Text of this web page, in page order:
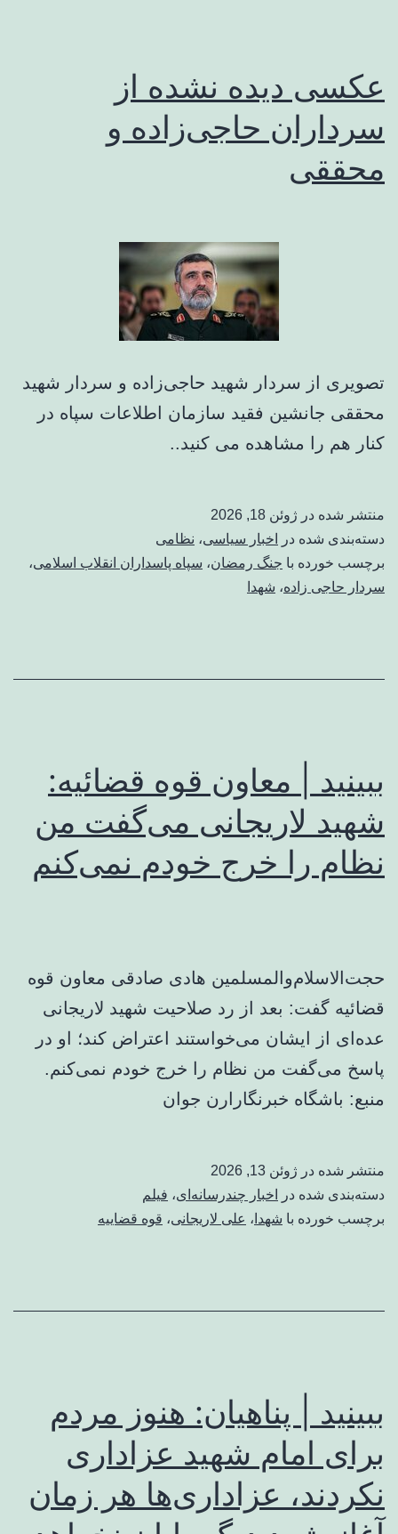
عکسی دیده نشده از
سرداران حاجی‌زاده و
محققی
تصویری از سردار شهید حاجی‌زاده و سردار شهید
محققی جانشین فقید سازمان اطلاعات سپاه در
کنار هم را مشاهده می کنید..
منتشر شده در ژوئن 18, 2026
دسته‌بندی شده در
اخبار سیاسی، نظامی
برچسب خورده با جنگ رمضان، سپاه پاسداران انقلاب اسلامی،
سردار حاجی زاده، شهدا
ببینید | معاون قوه قضائیه:
شهید لاریجانی می‌گفت من
نظام را خرج خودم نمی‌کنم
حجت‌الاسلام‌والمسلمین هادی صادقی معاون قوه
قضائیه گفت: بعد از رد صلاحیت شهید لاریجانی
عده‌ای از ایشان می‌خواستند اعتراض کند؛ او در
پاسخ می‌گفت من نظام را خرج خودم نمی‌کنم.
منبع: باشگاه خبرنگارارن جوان
منتشر شده در ژوئن 13, 2026
دسته‌بندی شده در
اخبار چندرسانه‌ای، فیلم
برچسب خورده با شهدا ، علی لاریجانی، قوه قضاییه
ببینید | پناهیان: هنوز مردم
برای امام شهید عزاداری
نکردند، عزاداری‌ها هر زمان